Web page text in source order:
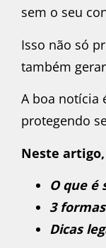
sem o seu
Isso não só
também
A boa notícia
protegendo
Neste
O que é
3
Dicas